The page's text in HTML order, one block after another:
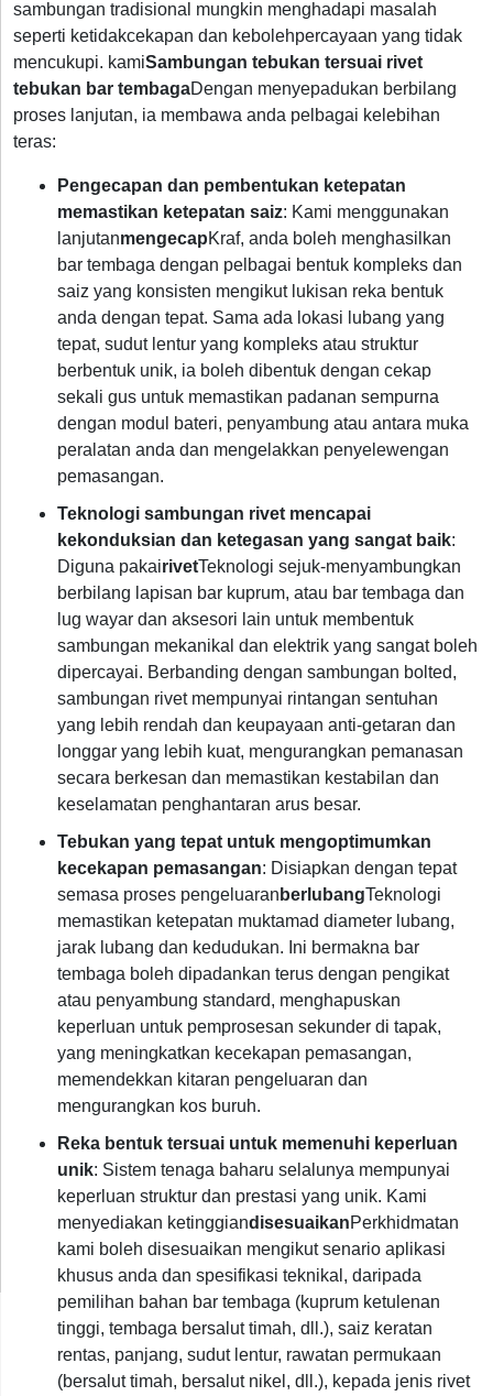
sambungan tradisional mungkin menghadapi masalah
seperti ketidakcekapan dan kebolehpercayaan yang tidak
mencukupi. kamiSambungan tebukan tersuai rivet
tebukan bar tembagaDengan menyepadukan berbilang
proses lanjutan, ia membawa anda pelbagai kelebihan
teras:
Pengecapan dan pembentukan ketepatan
memastikan ketepatan saiz: Kami menggunakan
lanjutanmengecapKraf, anda boleh menghasilkan
bar tembaga dengan pelbagai bentuk kompleks dan
saiz yang konsisten mengikut lukisan reka bentuk
anda dengan tepat. Sama ada lokasi lubang yang
tepat, sudut lentur yang kompleks atau struktur
berbentuk unik, ia boleh dibentuk dengan cekap
sekali gus untuk memastikan padanan sempurna
dengan modul bateri, penyambung atau antara muka
peralatan anda dan mengelakkan penyelewengan
pemasangan.
Teknologi sambungan rivet mencapai
kekonduksian dan ketegasan yang sangat baik:
Diguna pakairivetTeknologi sejuk-menyambungkan
berbilang lapisan bar kuprum, atau bar tembaga dan
lug wayar dan aksesori lain untuk membentuk
sambungan mekanikal dan elektrik yang sangat boleh
dipercayai. Berbanding dengan sambungan bolted,
sambungan rivet mempunyai rintangan sentuhan
yang lebih rendah dan keupayaan anti-getaran dan
longgar yang lebih kuat, mengurangkan pemanasan
secara berkesan dan memastikan kestabilan dan
keselamatan penghantaran arus besar.
Tebukan yang tepat untuk mengoptimumkan
kecekapan pemasangan: Disiapkan dengan tepat
semasa proses pengeluaran berlubangTeknologi
memastikan ketepatan muktamad diameter lubang,
jarak lubang dan kedudukan. Ini bermakna bar
tembaga boleh dipadankan terus dengan pengikat
atau penyambung standard, menghapuskan
keperluan untuk pemprosesan sekunder di tapak,
yang meningkatkan kecekapan pemasangan,
memendekkan kitaran pengeluaran dan
mengurangkan kos buruh.
Reka bentuk tersuai untuk memenuhi keperluan
unik: Sistem tenaga baharu selalunya mempunyai
keperluan struktur dan prestasi yang unik. Kami
menyediakan ketinggiandisesuaikanPerkhidmatan
kami boleh disesuaikan mengikut senario aplikasi
khusus anda dan spesifikasi teknikal, daripada
pemilihan bahan bar tembaga (kuprum ketulenan
tinggi, tembaga bersalut timah, dll.), saiz keratan
rentas, panjang, sudut lentur, rawatan permukaan
(bersalut timah, bersalut nikel, dll.), kepada jenis rivet